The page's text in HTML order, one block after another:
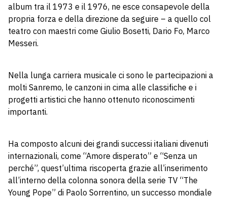
album tra il 1973 e il 1976, ne esce consapevole della
propria forza e della direzione da seguire – a quello col
teatro con maestri come Giulio Bosetti, Dario Fo, Marco
Messeri.
Nella lunga carriera musicale ci sono le partecipazioni a
molti Sanremo, le canzoni in cima alle classifiche e i
progetti artistici che hanno ottenuto riconoscimenti
importanti.
Ha composto alcuni dei grandi successi italiani divenuti
internazionali, come “Amore disperato” e “Senza un
perché”, quest’ultima riscoperta grazie all’inserimento
all’interno della colonna sonora della serie TV “The
Young Pope” di Paolo Sorrentino, un successo mondiale